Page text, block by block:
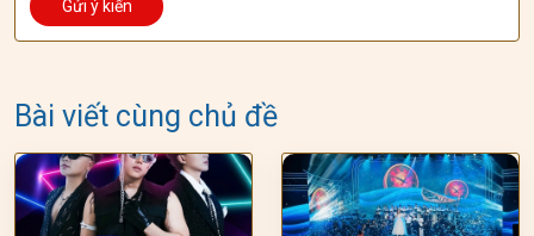
Bài viết cùng chủ đề